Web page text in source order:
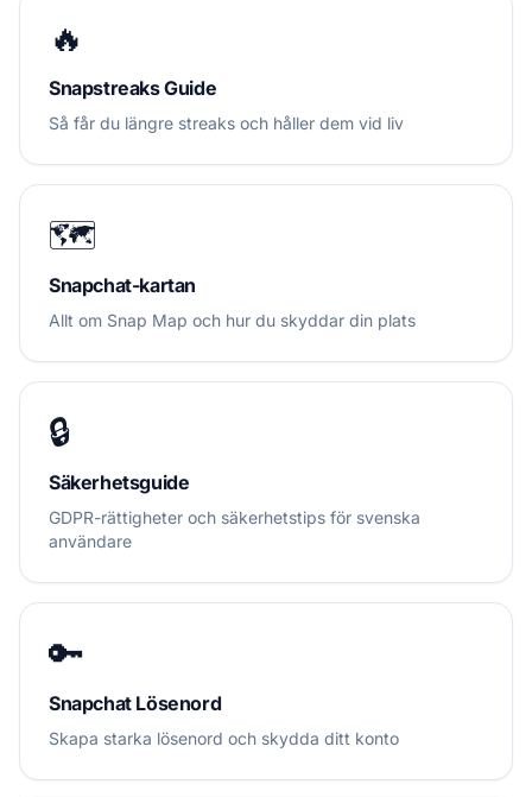
🔥
Snapstreaks Guide
Så får du längre streaks och håller dem vid liv
🗺️
Snapchat-kartan
Allt om Snap Map och hur du skyddar din plats
🔒
Säkerhetsguide
GDPR-rättigheter och säkerhetstips för svenska
användare
🔑
Snapchat Lösenord
Skapa starka lösenord och skydda ditt konto